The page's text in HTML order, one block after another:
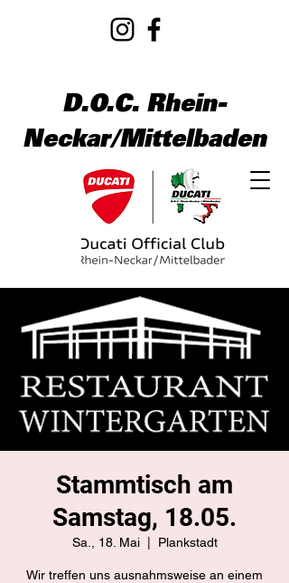
D.O.C. Rhein-
Neckar/Mittelbaden
Stammtisch am
Samstag, 18.05.
Sa., 18. Mai
  |
Plankstadt
Wir treffen uns ausnahmsweise an einem